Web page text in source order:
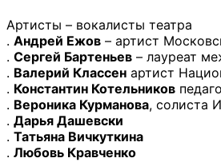
Артисты – вокалисты театра
. Андрей Ежов – артист
. Сергей Бартеньев – лауреат
. Валерий Классен артист
. Константин Котельников
. Вероника Курманова, солиста
. Дарья Дашевски
. Татьяна Вичкуткина
. Любовь Кравченко